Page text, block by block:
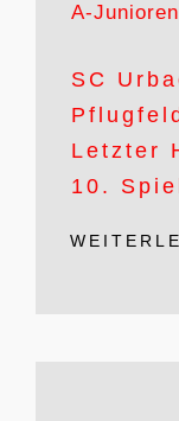
A-Junioren
SC
Letzter
10.